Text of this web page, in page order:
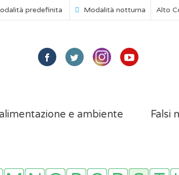
predefinita Modalità notturna Alto
e ambiente Falsi